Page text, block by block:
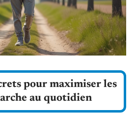
pour maximiser les
au quotidien